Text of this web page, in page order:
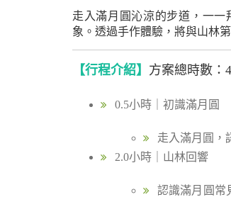
走入滿月圓沁涼的步道，一
象。透過手作體驗，將與山林
【行程介紹】 方案總時數：
0.5小時｜初識滿月圓
走入滿月圓，
2.0小時｜山林回響
認識滿月圓常